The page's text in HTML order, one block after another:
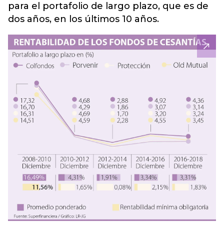
para el portafolio de largo plazo, que es de
dos años, en los últimos 10 años.